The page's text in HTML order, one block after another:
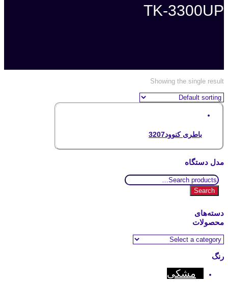
TK-3300UP
Showing the single result
باطری کنوود3207
مدل دستگاه
Search
for:
Search
دسته‌های
محصولات
رنگ
مشکی